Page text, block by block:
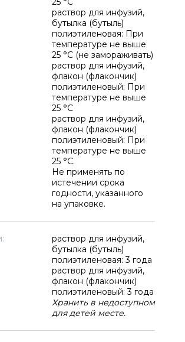
раствор для инфузий,
бутылка (бутыль)
полиэтиленовая: При
температуре не выше
25 °C (не замораживать)
раствор для инфузий,
флакон (флакончик)
полиэтиленовый: При
температуре не выше
25 °C
раствор для инфузий,
флакон (флакончик)
полиэтиленовый: При
температуре не выше
25 °C.
Не применять по
истечении срока
годности, указанного
на упаковке.
раствор для инфузий,
бутылка (бутыль)
полиэтиленовая: 3 года
раствор для инфузий,
флакон (флакончик)
полиэтиленовый: 3 года
Хранить в недоступном
для детей месте.